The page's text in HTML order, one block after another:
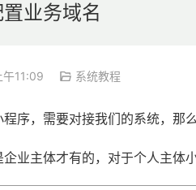
业务域名
午11:09 系统教程
序，需要对接我们的系统，那
业主体才有的，对于个人主体